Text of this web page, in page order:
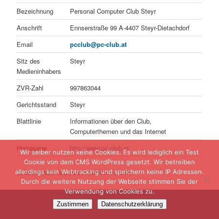
Bezeichnung
Personal Computer Club Steyr
Anschrift
Ennserstraße 99 A-4407 Steyr-Dietachdorf
Email
pcclub@pc-club.at
Sitz des
Medieninhabers
Steyr
ZVR-Zahl
997863044
Gerichtsstand
Steyr
Blattlinie
Informationen über den Club,
Computerthemen und das Internet
Homepage
http://www.pc-club.at
CLUBABENDE JEDEN MITTWOCH 19 UHR.
Wir selber nutzen keine Cookies. Es wird lediglich ein Test
Cookie von dem CMS WordPress gesetzt. Wir betreiben
allerdings kein Webtracking und speichern keine IP Adressen.
Durch die weitere Nutzung der Webseite stimmen Sie der
Verwendung von Cookies zu.
Zustimmen Datenschutzerklärung